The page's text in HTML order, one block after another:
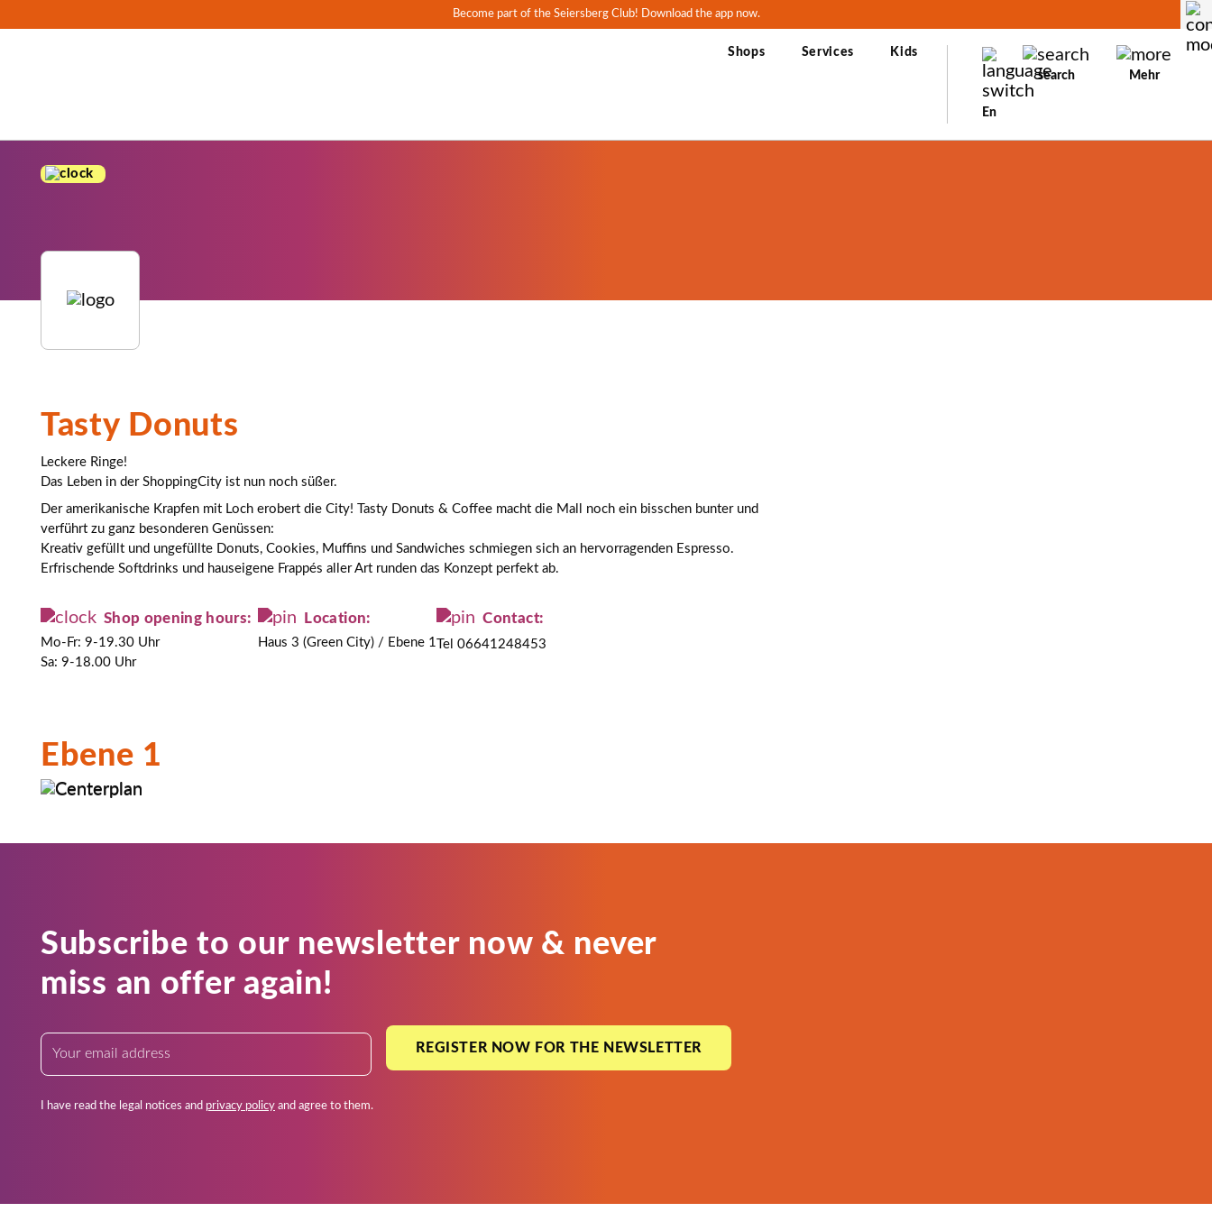
Become part of the Seiersberg Club! Download the app now.
Shops Services Kids
En
search Mehr
Tasty Donuts
Leckere Ringe!
Das Leben in der ShoppingCity ist nun noch süßer.
Der amerikanische Krapfen mit Loch erobert die City! Tasty Donuts & Coffee macht die Mall noch ein bisschen bunter und
verführt zu ganz besonderen Genüssen:
Kreativ gefüllt und ungefüllte Donuts, Cookies, Muffins und Sandwiches schmiegen sich an hervorragenden Espresso.
Erfrischende Softdrinks und hauseigene Frappés aller Art runden das Konzept perfekt ab.
Shop opening hours:
Mo-Fr: 9-19.30 Uhr
Sa: 9-18.00 Uhr
Location:
Haus 3 (Green City) / Ebene 1
Contact:
Tel 06641248453
Ebene 1
Subscribe to our newsletter now & never
miss an offer again!
REGISTER NOW FOR THE NEWSLETTER
I have read the legal notices and privacy policy and agree to them.